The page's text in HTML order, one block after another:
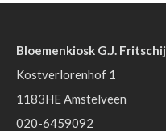
Bloemenkiosk G.J. Fritschij
Kostverlorenhof 1
1183HE Amstelveen
020-6459092